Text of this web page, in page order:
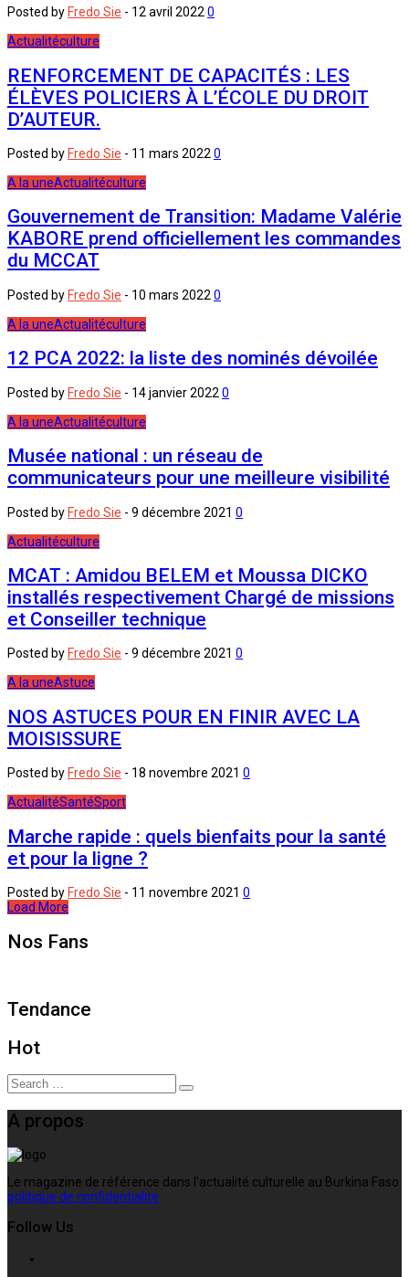
Posted by Fredo Sie - 12 avril 2022 0
Actualitéculture
RENFORCEMENT DE CAPACITÉS : LES
ÉLÈVES POLICIERS À L’ÉCOLE DU DROIT
D’AUTEUR.
Posted by Fredo Sie - 11 mars 2022 0
A la uneActualitéculture
Gouvernement de Transition: Madame Valérie
KABORE prend officiellement les commandes
du MCCAT
Posted by Fredo Sie - 10 mars 2022 0
A la uneActualitéculture
12 PCA 2022: la liste des nominés dévoilée
Posted by Fredo Sie - 14 janvier 2022 0
A la uneActualitéculture
Musée national : un réseau de
communicateurs pour une meilleure visibilité
Posted byFredo Sie - 9 décembre 2021 0
Actualitéculture
MCAT : Amidou BELEM et Moussa DICKO
installés respectivement Chargé de missions
et Conseiller technique
Posted by Fredo Sie - 9 décembre 2021 0
A la uneAstuce
NOS ASTUCES POUR EN FINIR AVEC LA
MOISISSURE
Posted by Fredo Sie - 18 novembre 2021 0
ActualitéSantéSport
Marche rapide : quels bienfaits pour la santé
et pour la ligne ?
Posted by Fredo Sie - 11 novembre 2021 0
Load More
Nos Fans
Tendance
Hot
Search
A propos
Le magazine de référence dans l'actualité culturelle au Burkina Faso
politique de confidentialite
Follow Us